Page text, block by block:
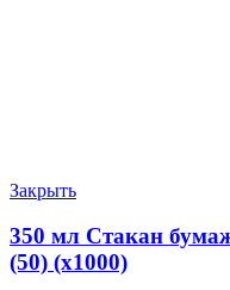
Закрыть
350 мл Стакан
(50) (х1000)